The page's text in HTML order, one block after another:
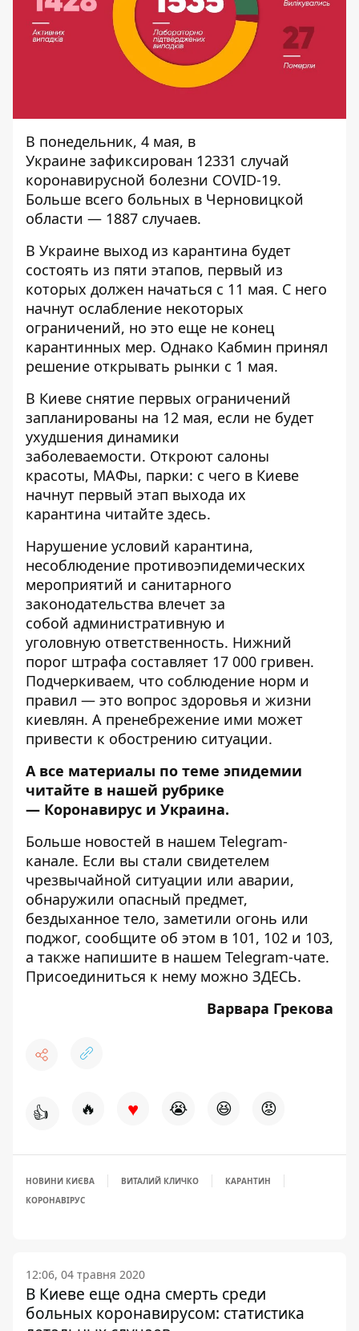
В понедельник, 4 мая, в
Украине зафиксирован 12331 случай
коронавирусной болезни COVID-19.
Больше всего больных в Черновицкой
области — 1887 случаев.
В Украине выход из карантина будет
состоять из пяти этапов, первый из
которых должен начаться с 11 мая. С него
начнут ослабление некоторых
ограничений, но это еще не конец
карантинных мер. Однако Кабмин принял
решение открывать рынки с 1 мая.
В Киеве снятие первых ограничений
запланированы на 12 мая, если не будет
ухудшения динамики
заболеваемости. Откроют салоны
красоты, МАФы, парки: с чего в Киеве
начнут первый этап выхода их
карантина читайте здесь.
Нарушение условий карантина,
несоблюдение противоэпидемических
мероприятий и санитарного
законодательства влечет за
собой административную и
уголовную ответственность. Нижний
порог штрафа составляет 17 000 гривен.
Подчеркиваем, что соблюдение норм и
правил — это вопрос здоровья и жизни
киевлян. А пренебрежение ими может
привести к обострению ситуации.
А все материалы по теме эпидемии
читайте в нашей рубрике
— Коронавирус и Украина.
Больше новостей в нашем Telegram-
канале. Если вы стали свидетелем
чрезвычайной ситуации или аварии,
обнаружили опасный предмет,
бездыханное тело, заметили огонь или
поджог, сообщите об этом в 101, 102 и 103,
а также напишите в нашем Telegram-чате.
Присоединиться к нему можно ЗДЕСЬ.
Варвара Грекова
👍 🔥 ♥ 😭 😆 😡
НОВИНИ КИЄВА ВИТАЛИЙ КЛИЧКО
КАРАНТИН
КОРОНАВІРУС
12:06, 04 травня 2020
В Киеве еще одна смерть среди
больных коронавирусом: статистика